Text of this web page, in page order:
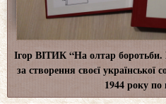
Ігор ВІТИК “На олтар боротьби.
за створення своєї української
1944 року